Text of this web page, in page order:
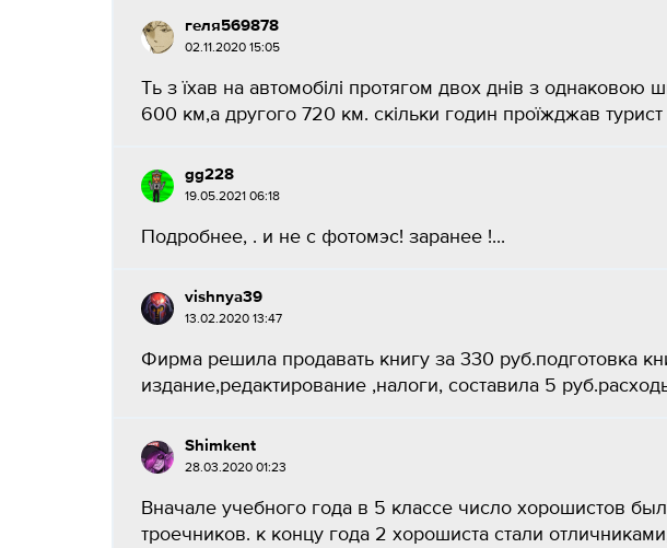
геля569878
02.11.2020 15:05
Ть з їхав на автомобілі протягом двох днів з однаковою
600 км,а другого 720 км. скільки годин проїжджав
gg228
19.05.2021 06:18
Подробнее, . и не с фотомэс! заранее !...
vishnya39
13.02.2020 13:47
Фирма решила продавать книгу за 330 руб.подготовка
издание,редактирование ,налоги, составила 5
Shimkent
28.03.2020 01:23
Вначале учебного года в 5 классе число хорошистов
троечников. к концу года 2 хорошиста стали